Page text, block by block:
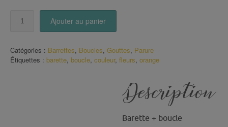
ton
orangé
Ajouter au panier
Catégories : Barrettes, Boucles, Gouttes, Parure
Étiquettes : barette, boucle, couleur, fleurs, orange
Description
Barette + boucle